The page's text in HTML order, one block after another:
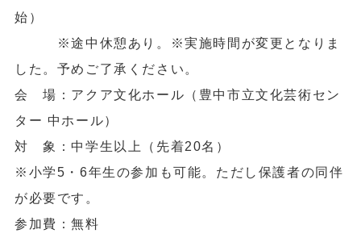
始）
※途中休憩あり。※実施時間が変更となりま
した。予めご了承ください。
会 場：アクア文化ホール（豊中市立文化芸術セン
ター 中ホール）
対 象：中学生以上（先着20名）
※小学5・6年生の参加も可能。ただし保護者の同伴
が必要です。
参加費：無料